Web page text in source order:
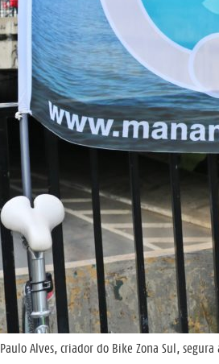
Paulo Alves, criador do Bike Zona Sul,